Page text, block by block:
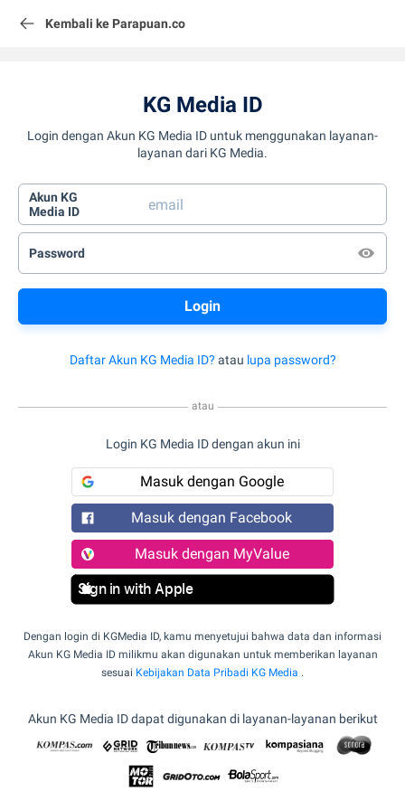
Kembali ke Parapuan.co
KG Media ID
Login dengan Akun KG Media ID untuk menggunakan layanan-
layanan dari KG Media.
Akun KG
Media ID
Password
Daftar Akun KG Media ID? atau lupa password?
atau
Login KG Media ID dengan akun ini
Masuk dengan Google
Masuk dengan Facebook
Masuk dengan MyValue
Sign in with Apple
Dengan login di KGMedia ID, kamu menyetujui bahwa data dan informasi
Akun KG Media ID milikmu akan digunakan untuk memberikan layanan
sesuai Kebijakan Data Pribadi KG Media .
Akun KG Media ID dapat digunakan di layanan-layanan berikut